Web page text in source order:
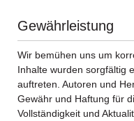
Gewährleistung
Wir bemühen uns um
Inhalte wurden sorgfältig
auftreten. Autoren und
Gewähr und Haftung für
Vollständigkeit und